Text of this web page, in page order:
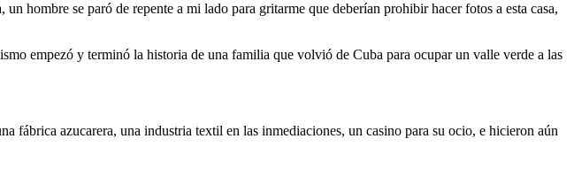
hombre se paró de repente a mi lado para gritarme que deberían prohibir hacer fotos a esta casa,
empezó y terminó la historia de una familia que volvió de Cuba para ocupar un valle verde a las
fábrica azucarera, una industria textil en las inmediaciones, un casino para su ocio, e hicieron aún